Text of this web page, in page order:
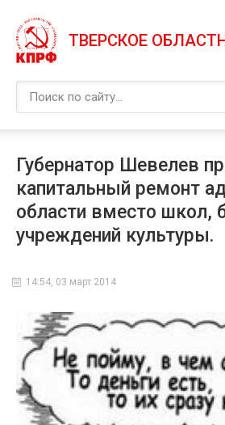
Губернатор Шевелев
капитальный ремонт
области вместо школ,
учреждений культуры.
14:54, 03 март 2014